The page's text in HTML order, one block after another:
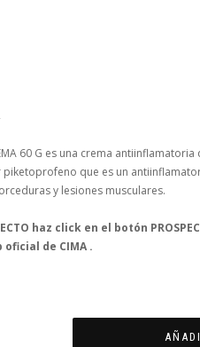
60 G es una crema
piketoprofeno que es un
y lesiones musculares.
haz click en el botón
oficial de CIMA .